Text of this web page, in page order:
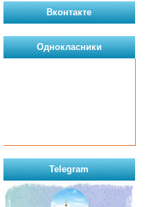
Вконтакте
Однокласники
Telegram